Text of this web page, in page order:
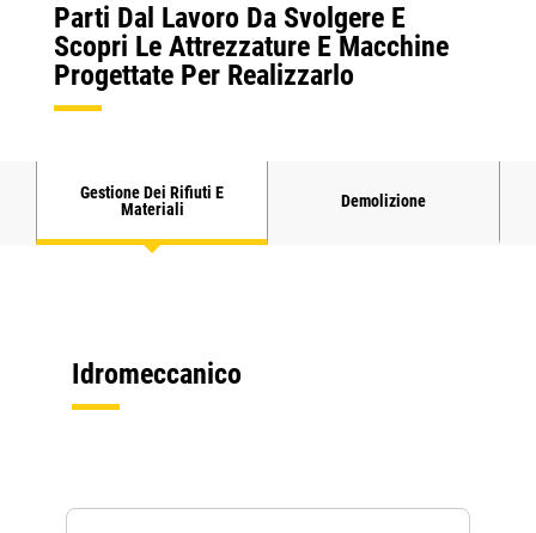
Parti Dal Lavoro Da Svolgere E
Scopri Le Attrezzature E Macchine
Progettate Per Realizzarlo
Gestione Dei Rifiuti E
Materiali
Demolizione
Idromeccanico